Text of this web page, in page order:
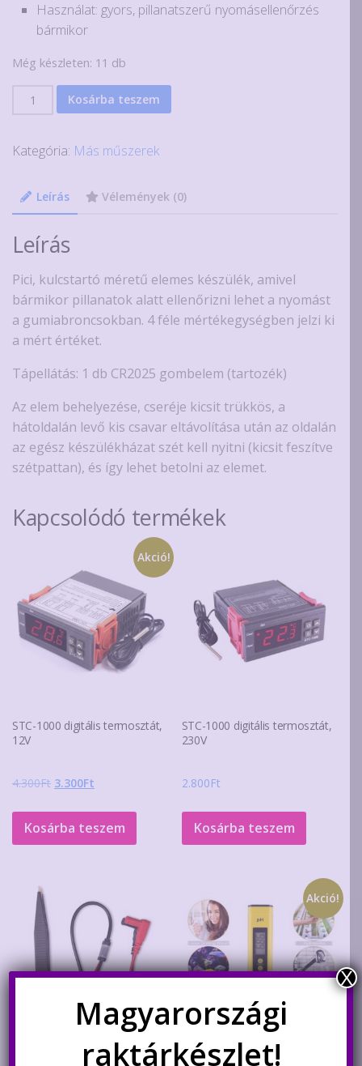
Használat: gyors, pillanatszerű nyomásellenőrzés
bármikor
Még készleten: 11 db
Gumiabroncs
nyomásmérő
bar-
mennyiség
Kosárba teszem
Kategória: Más műszerek
Leírás Vélemények (0)
Leírás
Pici, kulcstartó méretű elemes készülék, amivel
bármikor pillanatok alatt ellenőrizni lehet a nyomást
a gumiabroncsokban. 4 féle mértékegységben jelzi ki
a mért értéket.
Tápellátás: 1 db CR2025 gombelem (tartozék)
Az elem behelyezése, cseréje kicsit trükkös, a
hátoldalán levő kis csavar eltávolítása után az oldalán
az egész készülékházat szét kell nyitni (kicsit feszítve
szétpattan), és így lehet betolni az elemet.
Kapcsolódó termékek
Akció!
STC-1000 digitális termosztát,
12V
4.300Ft Original
was:
4.300Ft.
3.300Ft
is:
3.300Ft.
Kosárba teszem
STC-1000 digitális termosztát,
230V
2.800Ft
Kosárba teszem
Akció!
Magyarországi
raktárkészlet!
X